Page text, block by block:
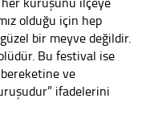
olduğu için hep
bir meyve değildir.
Bu festival ise
ve
ifadelerini